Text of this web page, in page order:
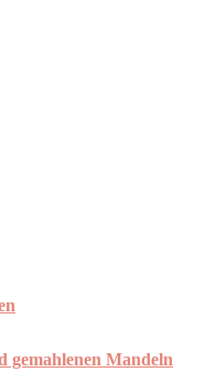
gemahlenen Mandeln